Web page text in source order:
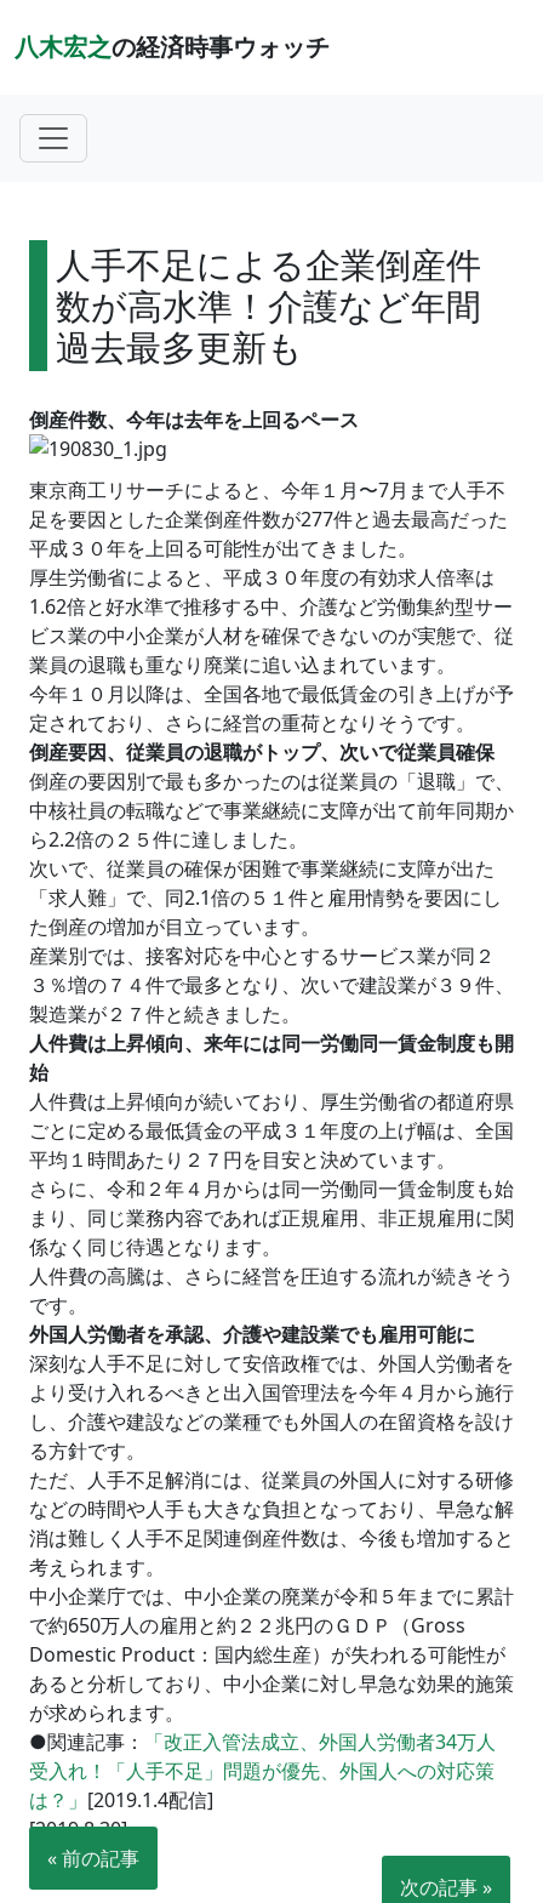
八木宏之の経済時事ウォッチ
人手不足による企業倒産件
数が高水準！介護など年間
過去最多更新も
倒産件数、今年は去年を上回るペース
東京商工リサーチによると、今年１月〜7月まで人手不
足を要因とした企業倒産件数が277件と過去最高だった
平成３０年を上回る可能性が出てきました。
厚生労働省によると、平成３０年度の有効求人倍率は
1.62倍と好水準で推移する中、介護など労働集約型サー
ビス業の中小企業が人材を確保できないのが実態で、従
業員の退職も重なり廃業に追い込まれています。
今年１０月以降は、全国各地で最低賃金の引き上げが予
定されており、さらに経営の重荷となりそうです。
倒産要因、従業員の退職がトップ、次いで従業員確保
倒産の要因別で最も多かったのは従業員の「退職」で、
中核社員の転職などで事業継続に支障が出て前年同期か
ら2.2倍の２５件に達しました。
次いで、従業員の確保が困難で事業継続に支障が出た
「求人難」で、同2.1倍の５１件と雇用情勢を要因にし
た倒産の増加が目立っています。
産業別では、接客対応を中心とするサービス業が同２
３％増の７４件で最多となり、次いで建設業が３９件、
製造業が２７件と続きました。
人件費は上昇傾向、来年には同一労働同一賃金制度も開
始
人件費は上昇傾向が続いており、厚生労働省の都道府県
ごとに定める最低賃金の平成３１年度の上げ幅は、全国
平均１時間あたり２７円を目安と決めています。
さらに、令和２年４月からは同一労働同一賃金制度も始
まり、同じ業務内容であれば正規雇用、非正規雇用に関
係なく同じ待遇となります。
人件費の高騰は、さらに経営を圧迫する流れが続きそう
です。
外国人労働者を承認、介護や建設業でも雇用可能に
深刻な人手不足に対して安倍政権では、外国人労働者を
より受け入れるべきと出入国管理法を今年４月から施行
し、介護や建設などの業種でも外国人の在留資格を設け
る方針です。
ただ、人手不足解消には、従業員の外国人に対する研修
などの時間や人手も大きな負担となっており、早急な解
消は難しく人手不足関連倒産件数は、今後も増加すると
考えられます。
中小企業庁では、中小企業の廃業が令和５年までに累計
で約650万人の雇用と約２２兆円のＧＤＰ（Gross
Domestic Product：国内総生産）が失われる可能性が
あると分析しており、中小企業に対し早急な効果的施策
が求められます。
●関連記事：
「改正入管法成立、外国人労働者34万人
受入れ！「人手不足」問題が優先、外国人への対応策
は？」 [2019.1.4配信]
[2019.8.30]
« 前の記事
次の記事 »